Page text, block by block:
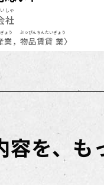
社
しゃ
業
ょう
， 物品
ぶっぴん
賃貸
ちんたい
業
ぎょう
〉
容を、も